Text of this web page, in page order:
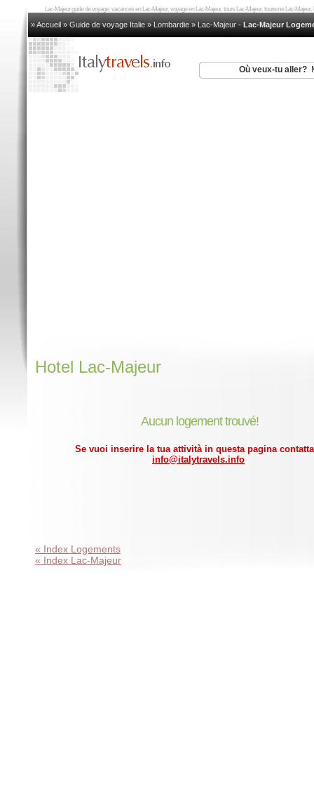
Lac-Majeur guide de voyage, vacances en Lac-Majeur, voyage en Lac-Majeur, tours Lac-Majeur, tourisme Lac-
» Accueil » Guide de voyage Italie » Lombardie » Lac-Majeur - Lac-Majeur
Où veux-tu aller?
Hotel Lac-Majeur
Aucun logement trouvé!
Se vuoi inserire la tua attività in questa pagina
info@italytravels.info
« Index Logements
« Index Lac-Majeur